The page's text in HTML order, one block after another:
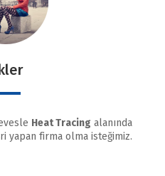
Heat Tracing alanında
yapan firma olma isteğimiz.